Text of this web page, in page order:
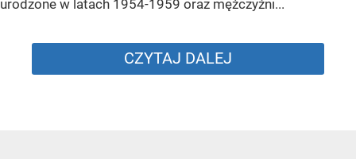
urodzone w latach 1954-1959 oraz mężczyźni...
CZYTAJ DALEJ